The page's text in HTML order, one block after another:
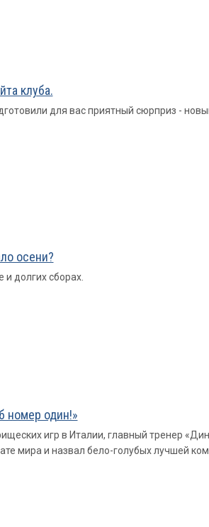
клуба.
для вас приятный сюрприз -
осени?
и долгих сборах.
номер один!»
игр в Италии, главный тренер
мира и назвал бело-голубых лучшей